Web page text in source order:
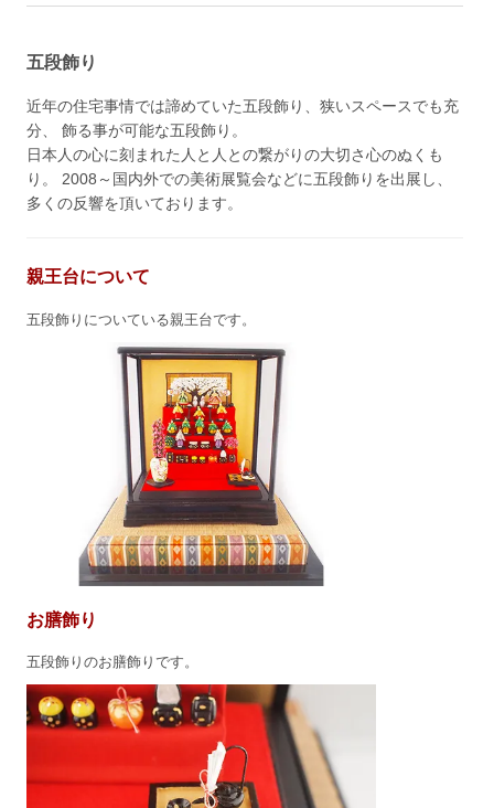
五段飾り
近年の住宅事情では諦めていた五段飾り、狭いスペースでも充
分、 飾る事が可能な五段飾り。
日本人の心に刻まれた人と人との繋がりの大切さ心のぬくも
り。 2008～国内外での美術展覧会などに五段飾りを出展し、
多くの反響を頂いております。
親王台について
五段飾りについている親王台です。
お膳飾り
五段飾りのお膳飾りです。